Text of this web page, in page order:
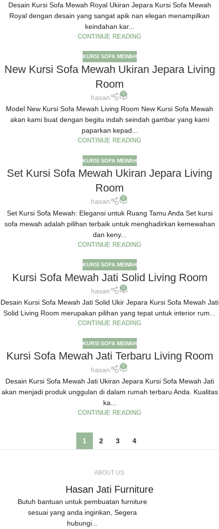
Desain Kursi Sofa Mewah Royal Ukiran Jepara Kursi Sofa Mewah
Royal dengan desain yang sangat apik nan elegan menampilkan
keindahan kar...
CONTINUE READING
KURSI SOFA MEWAH
New Kursi Sofa Mewah Ukiran Jepara Living
Room
hasan 0
Model New Kursi Sofa Mewah Living Room New Kursi Sofa Mewah
akan kami buat dengan begitu indah seindah gambar yang kami
paparkan kepad...
CONTINUE READING
KURSI SOFA MEWAH
Set Kursi Sofa Mewah Ukiran Jepara Living
Room
hasan 0
Set Kursi Sofa Mewah: Elegansi untuk Ruang Tamu Anda Set kursi
sofa mewah adalah pilihan terbaik untuk menghadirkan kemewahan
dan keny...
CONTINUE READING
KURSI SOFA MEWAH
Kursi Sofa Mewah Jati Solid Living Room
hasan 0
Desain Kursi Sofa Mewah Jati Solid Ukir Jepara Kursi Sofa Mewah Jati
Solid Living Room merupakan pilihan yang tepat untuk interior rum...
CONTINUE READING
KURSI SOFA MEWAH
Kursi Sofa Mewah Jati Terbaru Living Room
hasan 0
Desain Kursi Sofa Mewah Jati Ukiran Jepara Kursi Sofa Mewah Jati
akan menjadi produk unggulan di dalam rumah terbaru Anda. Kualitas
ka...
CONTINUE READING
1 2 3 4
ABOUT US
Hasan Jati Furniture
Butuh bantuan untuk pembuatan furniture
sesuai yang anda inginkan, Segera
hubungi...